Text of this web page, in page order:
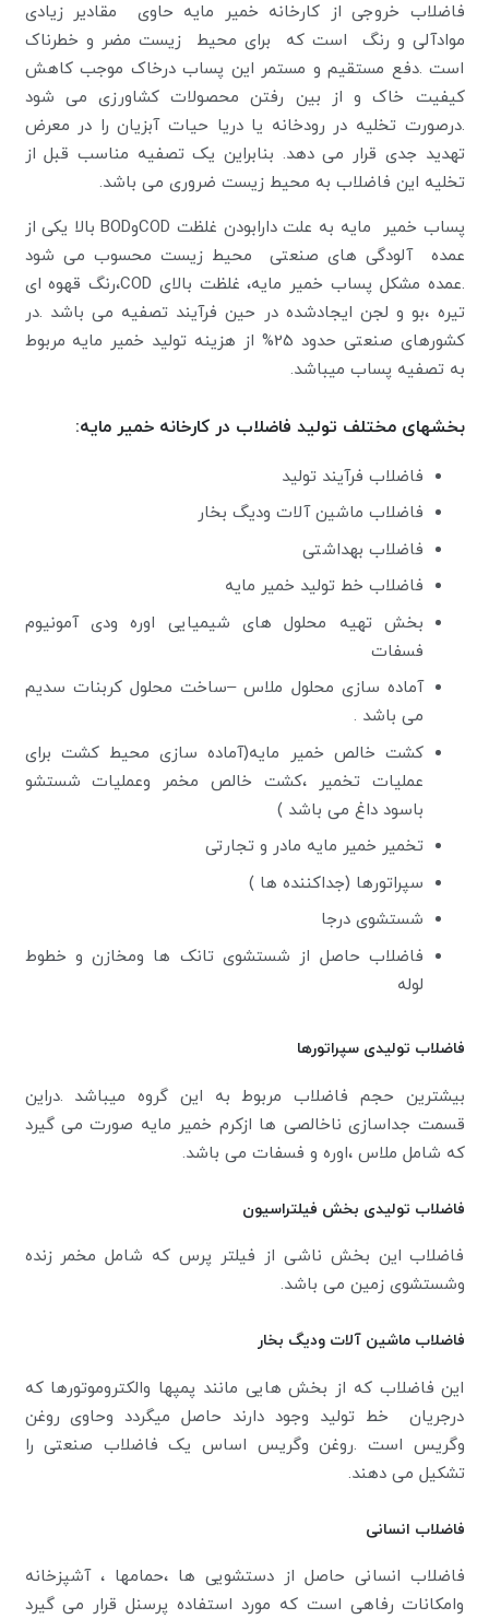
فاضلاب خروجی از کارخانه خمیر مایه حاوی مقادیر زیادی
موادآلی و رنگ است که برای محیط زیست مضر و خطرناک
است .دفع مستقیم و مستمر این پساب درخاک موجب کاهش
کیفیت خاک و از بین رفتن محصولات کشاورزی می شود
.درصورت تخلیه در رودخانه یا دریا حیات آبزیان را در معرض
تهدید جدی قرار می دهد. بنابراین یک تصفیه مناسب قبل از
تخلیه این فاضلاب به محیط زیست ضروری می باشد.
پساب خمیر مایه به علت دارابودن غلظت CODوBOD بالا یکی از
عمده آلودگی های صنعتی محیط زیست محسوب می شود
.عمده مشکل پساب خمیر مایه، غلظت بالای COD،رنگ قهوه ای
تیره ،بو و لجن ایجادشده در حین فرآیند تصفیه می باشد .در
کشورهای صنعتی حدود 25% از هزینه تولید خمیر مایه مربوط
به تصفیه پساب میباشد.
بخشهای مختلف تولید فاضلاب در کارخانه خمیر مایه:
فاضلاب فرآیند تولید
فاضلاب ماشین آلات ودیگ بخار
فاضلاب بهداشتی
فاضلاب خط تولید خمیر مایه
بخش تهیه محلول های شیمیایی اوره ودی آمونیوم
فسفات
آماده سازی محلول ملاس –ساخت محلول کربنات سدیم
می باشد .
کشت خالص خمیر مایه(آماده سازی محیط کشت برای
عملیات تخمیر ،کشت خالص مخمر وعملیات شستشو
باسود داغ می باشد )
تخمیر خمیر مایه مادر و تجارتی
سپراتورها (جداکننده ها )
شستشوی درجا
فاضلاب حاصل از شستشوی تانک ها ومخازن و خطوط
لوله
فاضلاب تولیدی سپراتورها
بیشترین حجم فاضلاب مربوط به این گروه میباشد .دراین
قسمت جداسازی ناخالصی ها ازکرم خمیر مایه صورت می گیرد
که شامل ملاس ،اوره و فسفات می باشد.
فاضلاب تولیدی بخش فیلتراسیون
فاضلاب این بخش ناشی از فیلتر پرس که شامل مخمر زنده
وشستشوی زمین می باشد.
فاضلاب ماشین آلات ودیگ بخار
این فاضلاب که از بخش هایی مانند پمپها والکتروموتورها که
درجریان خط تولید وجود دارند حاصل میگردد وحاوی روغن
وگریس است .روغن وگریس اساس یک فاضلاب صنعتی را
تشکیل می دهند.
فاضلاب انسانی
فاضلاب انسانی حاصل از دستشویی ها ،حمامها ، آشپزخانه
وامکانات رفاهی است که مورد استفاده پرسنل قرار می گیرد